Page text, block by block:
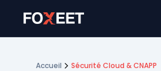
Accueil Sécurité Cloud & CNAPP